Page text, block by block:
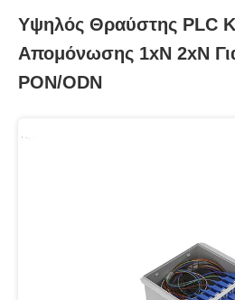
Υψηλός Θραύστης PLC
Απομόνωσης 1xN 2xN
PON/ODN